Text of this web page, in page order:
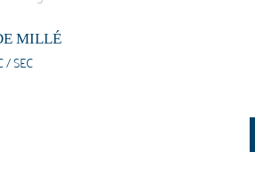
MILLÉ
SEC